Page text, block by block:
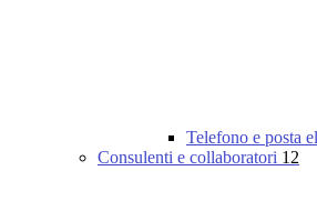
Telefono e posta
Consulenti e collaboratori 12